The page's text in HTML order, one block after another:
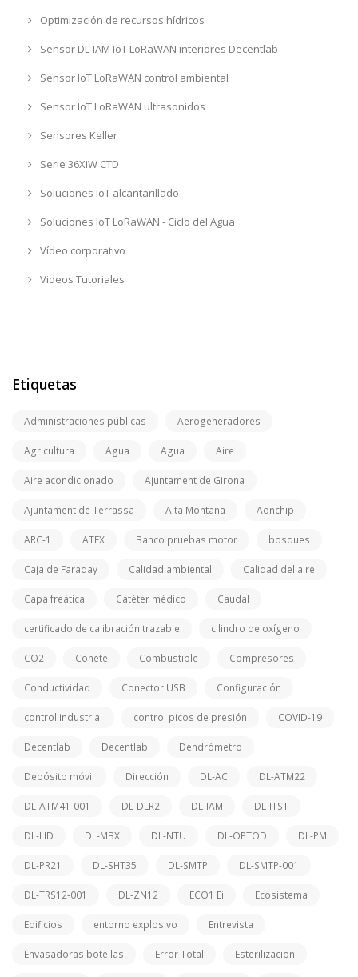
Optimización de recursos hídricos
Sensor DL-IAM IoT LoRaWAN interiores Decentlab
Sensor IoT LoRaWAN control ambiental
Sensor IoT LoRaWAN ultrasonidos
Sensores Keller
Serie 36XiW CTD
Soluciones IoT alcantarillado
Soluciones IoT LoRaWAN - Ciclo del Agua
Vídeo corporativo
Videos Tutoriales
Etiquetas
Administraciones públicas Aerogeneradores
Agricultura Agua Agua Aire
Aire acondicionado Ajuntament de Girona
Ajuntament de Terrassa Alta Montaña Aonchip
ARC-1 ATEX Banco pruebas motor bosques
Caja de Faraday Calidad ambiental Calidad del aire
Capa freática Catéter médico Caudal
certificado de calibración trazable cilindro de oxígeno
CO2 Cohete Combustible Compresores
Conductividad Conector USB Configuración
control industrial control picos de presión COVID-19
Decentlab Decentlab Dendrómetro
Depósito móvil Dirección DL-AC DL-ATM22
DL-ATM41-001 DL-DLR2 DL-IAM DL-ITST
DL-LID DL-MBX DL-NTU DL-OPTOD DL-PM
DL-PR21 DL-SHT35 DL-SMTP DL-SMTP-001
DL-TRS12-001 DL-ZN12 ECO1 Ei Ecosistema
Edificios entorno explosivo Entrevista
Envasadoras botellas Error Total Esterilizacion